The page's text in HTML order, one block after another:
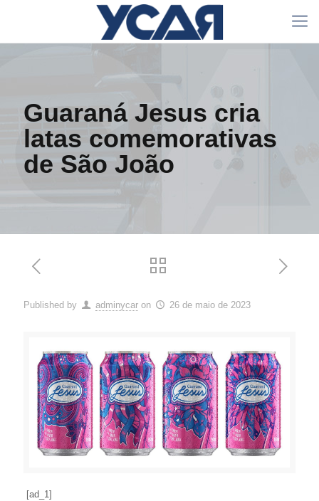
Guaraná Jesus cria
latas comemorativas
de São João
Published by adminycar on 26 de maio de 2023
[ad_1]